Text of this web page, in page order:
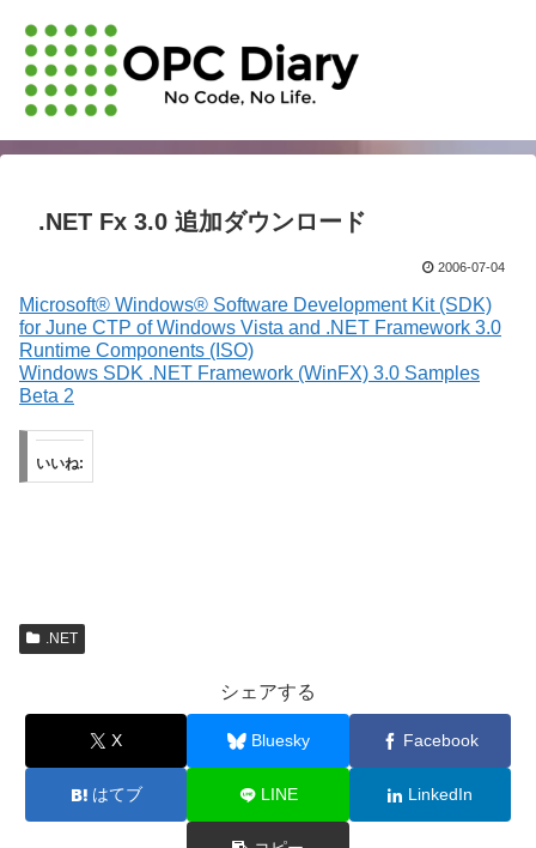
.NET Fx 3.0 追加ダウンロード
2006-07-04
Microsoft® Windows® Software Development Kit (SDK)
for June CTP of Windows Vista and .NET Framework 3.0
Runtime Components (ISO)
Windows SDK .NET Framework (WinFX) 3.0 Samples
Beta 2
いいね:
.NET
シェアする
X Bluesky Facebook
はてブ LINE LinkedIn